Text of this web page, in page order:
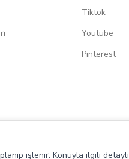
Tiktok
Youtube
Pinterest
işlenir. Konuyla ilgili detaylı